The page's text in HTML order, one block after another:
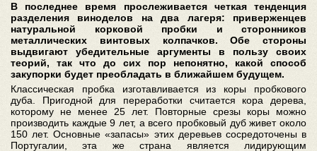
В последнее время прослеживается четкая тенденция
разделения виноделов на два лагеря: приверженцев
натуральной корковой пробки и сторонников
металлических винтовых колпачков. Обе стороны
выдвигают убедительные аргументы в пользу своих
теорий, так что до сих пор непонятно, какой способ
закупорки будет преобладать в ближайшем будущем.
Классическая пробка изготавливается из коры пробкового
дуба. Пригодной для переработки считается кора дерева,
которому не менее 25 лет. Повторные срезы коры можно
производить каждые 9 лет, а всего пробковый дуб живет около
150 лет. Основные «запасы» этих деревьев сосредоточены в
Португалии, эта же страна является лидирующим